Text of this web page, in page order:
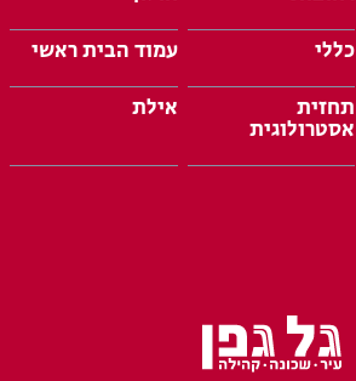
כללי
עמוד הבית ראשי
תחזית
אסטרולוגית
אילת